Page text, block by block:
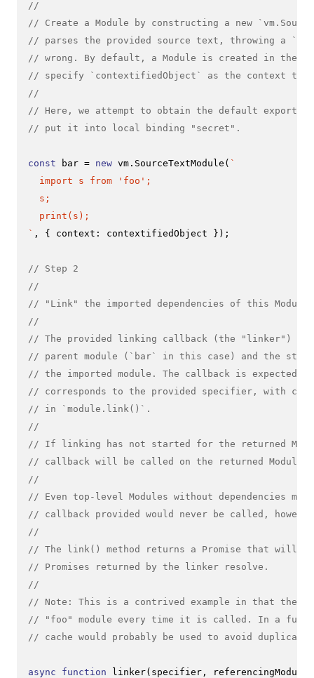
//
// Create a Module by constructing a new
// parses the provided source text, throwing a
// wrong. By default, a Module is created in the
// specify `contextifiedObject` as the context this
//
// Here, we attempt to obtain the default export
// put it into local binding "secret".
const bar = new vm. SourceTextModule ( `
  import s from 'foo';
  s;
  print(s);
` , { context : contextifiedObject });
// Step 2
//
// "Link" the imported dependencies of this
//
// The provided linking callback (the "linker")
// parent module (`bar` in this case) and the
// the imported module. The callback is expected
// corresponds to the provided specifier, with
// in `module.link()`.
//
// If linking has not started for the returned
// callback will be called on the returned Module.
//
// Even top-level Modules without dependencies
// callback provided would never be called,
//
// The link() method returns a Promise that will
// Promises returned by the linker resolve.
//
// Note: This is a contrived example in that the
// "foo" module every time it is called. In a full-
// cache would probably be used to avoid duplicated
async function linker( specifier, referencingModule